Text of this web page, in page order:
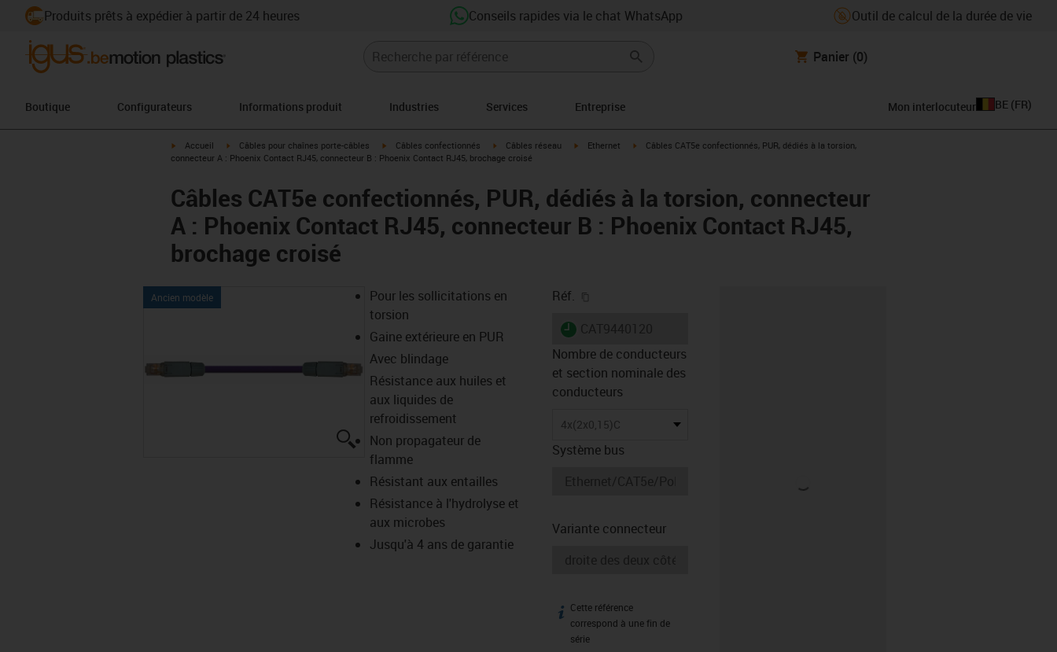
Produits prêts à expédier à partir de 24 heures Conseils rapides via le chat WhatsApp Outil de calcul de la durée de vie
Panier (0)
Boutique Configurateurs Informations produit Industries Services Entreprise Mon interlocuteur BE (FR)
igus-icon-arrow-right
Accueil igus-icon-arrow-right
Câbles pour chaînes porte-câbles igus-icon-arrow-right
Câbles confectionnés igus-icon-arrow-right
Câbles réseau igus-icon-arrow-right
Ethernet igus-icon-arrow-right
Câbles CAT5e confectionnés, PUR, dédiés à la torsion,
connecteur A : Phoenix Contact RJ45, connecteur B : Phoenix Contact RJ45, brochage croisé
Câbles CAT5e confectionnés, PUR, dédiés à la torsion, connecteur
A : Phoenix Contact RJ45, connecteur B : Phoenix Contact RJ45,
brochage croisé
Ancien modèle
igus-icon-lupe
Pour les sollicitations en
torsion
Gaine extérieure en PUR
Avec blindage
Résistance aux huiles et
aux liquides de
refroidissement
Non propagateur de
flamme
Résistant aux entailles
Résistance à l'hydrolyse et
aux microbes
Jusqu'à 4 ans de garantie
Réf.
igus-icon-lieferzeit
Nombre de conducteurs
et section nominale des
conducteurs
4x(2x0,15)C
Système bus
Variante connecteur
igus-icon-info
Cette référence
correspond à une fin de
série